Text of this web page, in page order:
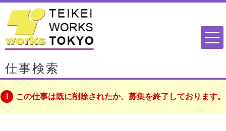
仕事検索
この仕事は既に削除されたか、募集を終了しております。